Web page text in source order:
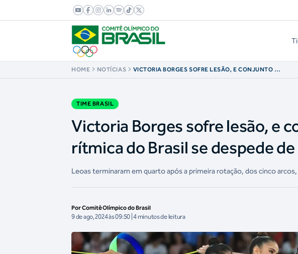
HOME NOTÍCIAS
VICTORIA BORGES SOFRE LESÃO, E CONJUNTO DA
TIME BRASIL
Victoria Borges sofre lesão, e
rítmica do Brasil se despede
Leoas terminaram em quarto após a primeira rotação, dos cinco
Por Comitê Olímpico do Brasil
9 de ago, 2024 às 09:50 | 4 minutos de leitura